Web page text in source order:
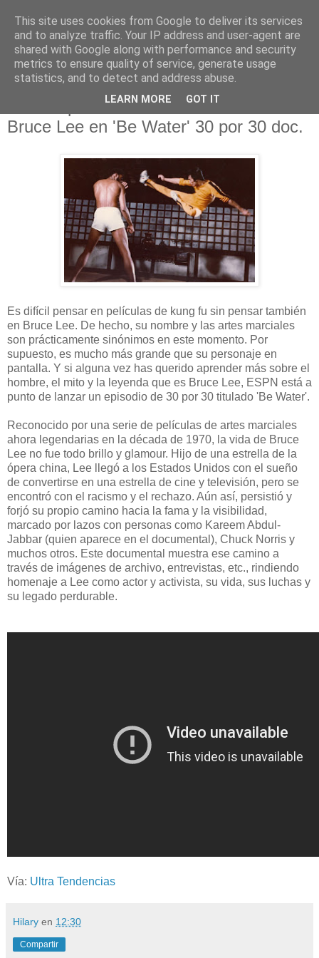
ESPN aporta detalles sobre la vida de
Bruce Lee en 'Be Water' 30 por 30 doc.
Es difícil pensar en películas de kung fu sin pensar también
en Bruce Lee. De hecho, su nombre y las artes marciales
son prácticamente sinónimos en este momento. Por
supuesto, es mucho más grande que su personaje en
pantalla. Y si alguna vez has querido aprender más sobre el
hombre, el mito y la leyenda que es Bruce Lee, ESPN está a
punto de lanzar un episodio de 30 por 30 titulado 'Be Water'.
Reconocido por una serie de películas de artes marciales
ahora legendarias en la década de 1970, la vida de Bruce
Lee no fue todo brillo y glamour. Hijo de una estrella de la
ópera china, Lee llegó a los Estados Unidos con el sueño
de convertirse en una estrella de cine y televisión, pero se
encontró con el racismo y el rechazo. Aún así, persistió y
forjó su propio camino hacia la fama y la visibilidad,
marcado por lazos con personas como Kareem Abdul-
Jabbar (quien aparece en el documental), Chuck Norris y
muchos otros. Este documental muestra ese camino a
través de imágenes de archivo, entrevistas, etc., rindiendo
homenaje a Lee como actor y activista, su vida, sus luchas y
su legado perdurable.
Vía: Ultra Tendencias
Hilary en 12:30
Compartir
This site uses cookies from Google to deliver its services
and to analyze traffic. Your IP address and user-agent are
shared with Google along with performance and security
metrics to ensure quality of service, generate usage
statistics, and to detect and address abuse.
LEARN MORE GOT IT